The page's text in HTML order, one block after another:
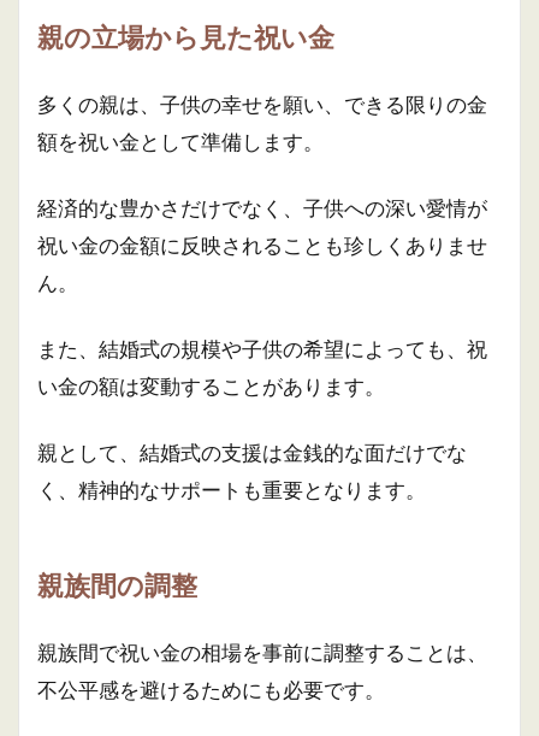
親の立場から見た祝い金
多くの親は、子供の幸せを願い、できる限りの金
額を祝い金として準備します。
経済的な豊かさだけでなく、子供への深い愛情が
祝い金の金額に反映されることも珍しくありませ
ん。
また、結婚式の規模や子供の希望によっても、祝
い金の額は変動することがあります。
親として、結婚式の支援は金銭的な面だけでな
く、精神的なサポートも重要となります。
親族間の調整
親族間で祝い金の相場を事前に調整することは、
不公平感を避けるためにも必要です。